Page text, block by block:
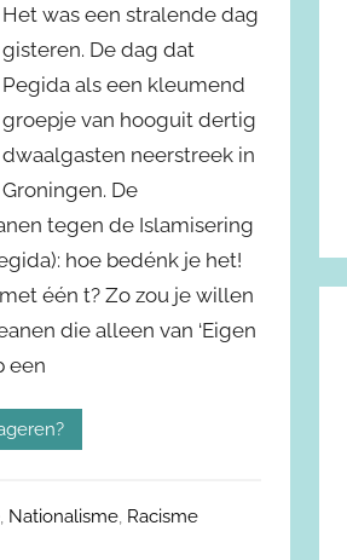
Het was een stralende dag
gisteren. De dag dat
Pegida als een kleumend
groepje van hooguit dertig
dwaalgasten neerstreek in
Groningen. De
tegen de Islamisering
hoe bedénk je het!
één t? Zo zou je willen
die alleen van ‘Eigen
een
, Nationalisme, Racisme